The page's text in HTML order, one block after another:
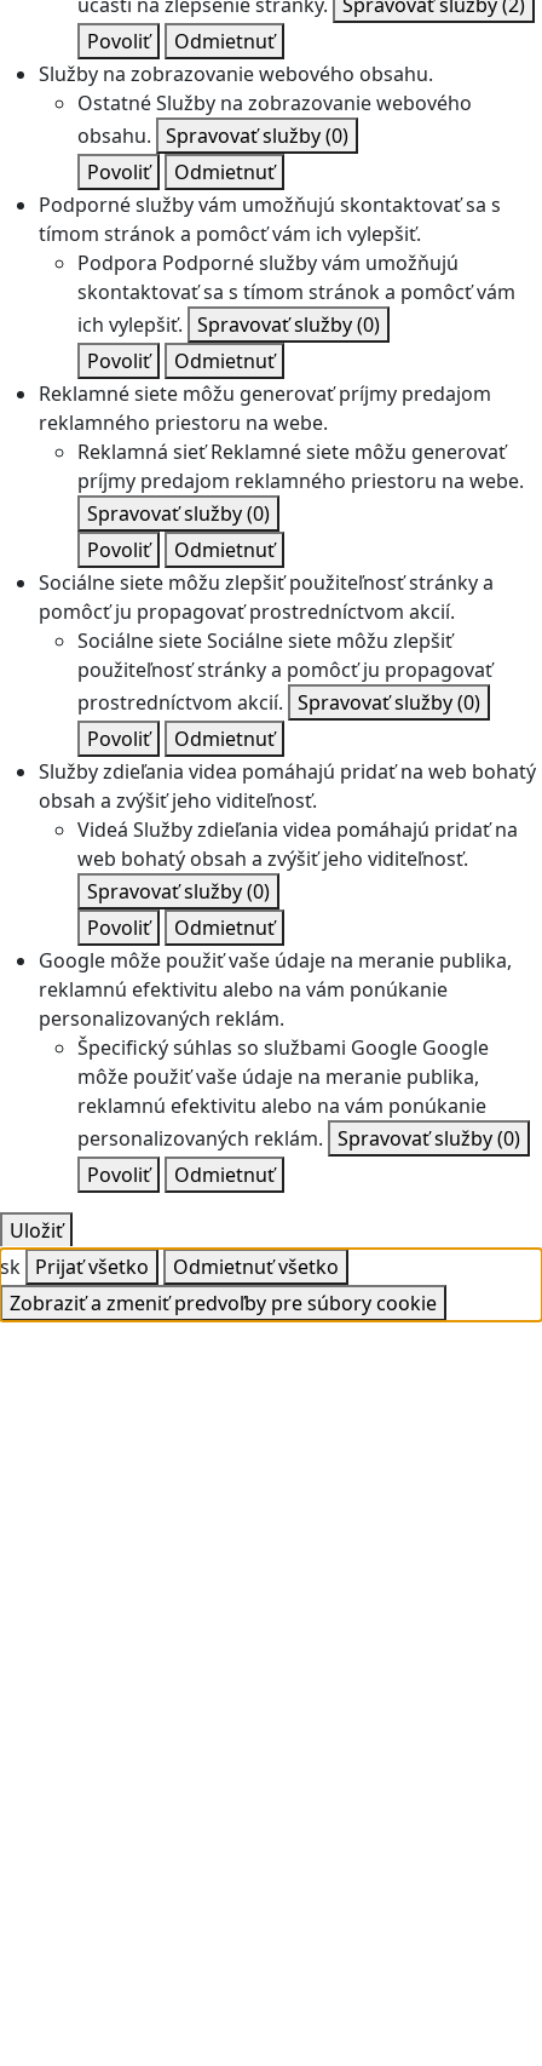
Povoliť
Odmietnuť
Služby na zobrazovanie webového obsahu.
OstatnéSlužby na zobrazovanie webového
obsahu. Spravovať služby(0)
Povoliť
Odmietnuť
Podporné služby vám umožňujú skontaktovať sa s
tímom stránok a pomôcť vám ich vylepšiť.
Podpora Podporné služby vám umožňujú
skontaktovať sa s tímom stránok a pomôcť vám
ich vylepšiť. Spravovať služby(0)
Povoliť
Odmietnuť
Reklamné siete môžu generovať príjmy predajom
reklamného priestoru na webe.
Reklamná sieť Reklamné siete môžu generovať
príjmy predajom reklamného priestoru na webe.
Spravovať služby(0)
Povoliť
Odmietnuť
Sociálne siete môžu zlepšiť použiteľnosť stránky a
pomôcť ju propagovať prostredníctvom akcií.
Sociálne sieteSociálne siete môžu zlepšiť
použiteľnosť stránky a pomôcť ju propagovať
prostredníctvom akcií. Spravovať služby(0)
Povoliť
Odmietnuť
Služby zdieľania videa pomáhajú pridať na web bohatý
obsah a zvýšiť jeho viditeľnosť.
Videá Služby zdieľania videa pomáhajú pridať na
web bohatý obsah a zvýšiť jeho viditeľnosť.
Spravovať služby(0)
Povoliť
Odmietnuť
Google môže použiť vaše údaje na meranie publika,
reklamnú efektivitu alebo na vám ponúkanie
personalizovaných reklám.
Špecifický súhlas so službami Google Google
môže použiť vaše údaje na meranie publika,
reklamnú efektivitu alebo na vám ponúkanie
personalizovaných reklám. Spravovať služby(0)
Povoliť
Odmietnuť
Uložiť
sk Prijať všetko
Odmietnuť všetko
Zobraziť a zmeniť predvoľby pre súbory cookie